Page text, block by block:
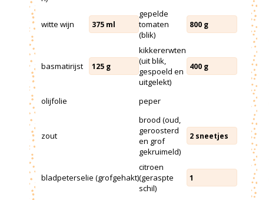
witte wijn 375 ml
gepelde
tomaten
(blik)
800 g
basmatirijst 125 g
kikkererwten
(uit blik,
gespoeld en
uitgelekt)
400 g
olijfolie peper
zout
brood (oud,
geroosterd
en grof
gekruimeld)
2 sneetjes
bladpeterselie (grofgehakt)
citroen
(geraspte
schil)
1